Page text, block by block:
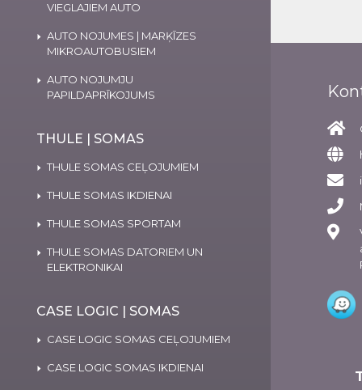
VIEGLAJIEM AUTO
AUTO NOJUMES | MARĶĪZES
MIKROAUTOBUSIEM
AUTO NOJUMJU
PAPILDAPRĪKOJUMS
THULE | SOMAS
THULE SOMAS CEĻOJUMIEM
THULE SOMAS IKDIENAI
THULE SOMAS SPORTAM
THULE SOMAS DATORIEM UN
ELEKTRONIKAI
CASE LOGIC | SOMAS
CASE LOGIC SOMAS CEĻOJUMIEM
CASE LOGIC SOMAS IKDIENAI